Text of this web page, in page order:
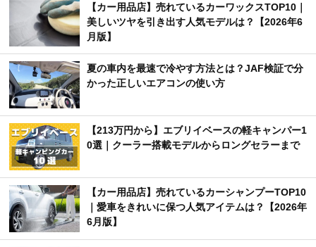
【カー用品店】売れているカーワックスTOP10｜
美しいツヤを引き出す人気モデルは？【2026年6
月版】
夏の車内を最速で冷やす方法とは？JAF検証で分
かった正しいエアコンの使い方
【213万円から】エブリイベースの軽キャンパー1
0選｜クーラー搭載モデルからロングセラーまで
【カー用品店】売れているカーシャンプーTOP10
｜愛車をきれいに保つ人気アイテムは？【2026年
6月版】